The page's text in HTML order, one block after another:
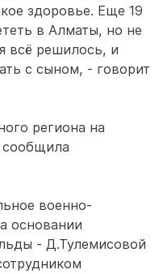
здоровье. Еще 19
в Алматы, но не
всё решилось, и
с сыном, - говорит
региона на
сообщила
военно-
основании
- Д.Тулемисовой